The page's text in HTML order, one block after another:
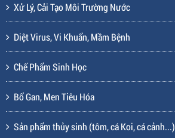
Xử Lý, Cải Tạo Môi Trường Nước
Diệt Virus, Vi Khuẩn, Mầm Bệnh
Chế Phẩm Sinh Học
Bổ Gan, Men Tiêu Hóa
Sản phẩm thủy sinh (tôm, cá Koi, cá cảnh...)